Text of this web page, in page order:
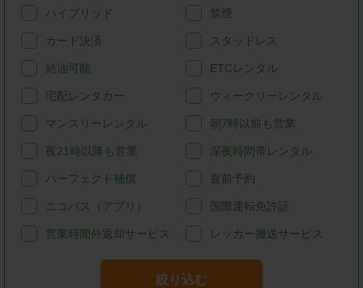
ハイブリッド 禁煙
カード決済 スタッドレス
給油可能 ETCレンタル
宅配レンタカー ウィークリーレンタル
マンスリーレンタル 朝7時以前も営業
夜21時以降も営業 深夜時間帯レンタル
パーフェクト補償 直前予約
ニコパス（アプリ） 国際運転免許証
営業時間外返却サービス レッカー搬送サービス
絞り込む